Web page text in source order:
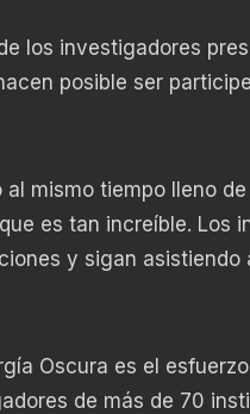
los investigadores
posible ser
mismo tiempo lleno
es tan increíble. Los
y sigan asistiendo
Oscura es el
de más de 70